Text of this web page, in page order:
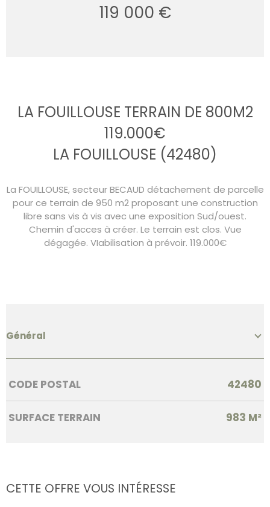
119 000 €
LA FOUILLOUSE TERRAIN DE 800M2
119.000€
LA FOUILLOUSE (42480)
La FOUILLOUSE, secteur BECAUD détachement de parcelle
pour ce terrain de 950 m2 proposant une construction
libre sans vis à vis avec une exposition Sud/ouest.
Chemin d'acces à créer. Le terrain est clos. Vue
dégagée. VIabilisation à prévoir. 119.000€
Général
Caractérisque Valeurs
CODE POSTAL 42480
SURFACE TERRAIN 983 M²
CETTE OFFRE VOUS INTÉRESSE